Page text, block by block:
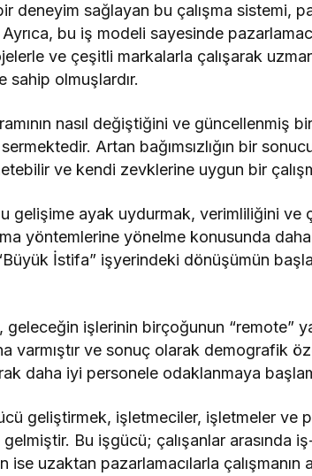
deneyim sağlayan bu çalışma sistemi,
bu iş modeli sayesinde
ve çeşitli markalarla çalışarak
sahip olmuşlardır.
nasıl değiştiğini ve güncellenmiş
Artan bağımsızlığın bir
ve kendi zevklerine uygun bir
gelişime ayak uydurmak, verimliliğini ve
yöntemlerine yönelme konusunda
İstifa” işyerindeki dönüşümün
işlerinin birçoğunun “remote”
varmıştır ve sonuç olarak demografik
daha iyi personele odaklanmaya
geliştirmek, işletmeciler, işletmeler ve
Bu işgücü; çalışanlar arasında
uzaktan pazarlamacılarla çalışmanın